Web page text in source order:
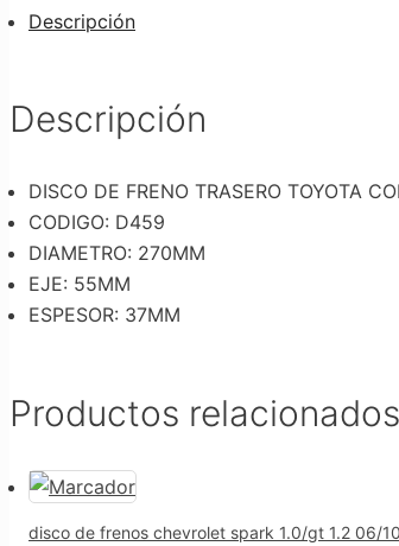
Descripción
Descripción
DISCO DE FRENO TRASERO TOYOTA
CODIGO: D459
DIAMETRO: 270MM
EJE: 55MM
ESPESOR: 37MM
Productos relacionados
disco de frenos chevrolet spark 1.0/gt 1.2 06/